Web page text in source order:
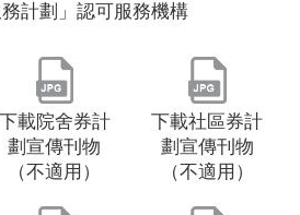
務計劃」認可服務機構
下載院舍券計
劃宣傳刊物
（不適用）
下載社區券計
劃宣傳刊物
（不適用）